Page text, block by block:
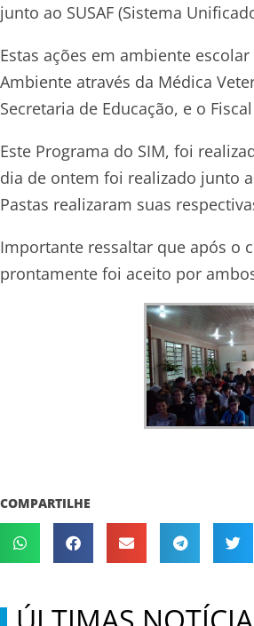
junto ao SUSAF (Sistema
Estas ações em ambiente
Ambiente através da Médica
Secretaria de Educação, e o
Este Programa do SIM, foi
dia de ontem foi realizado junto
Pastas realizaram suas
Importante ressaltar que após o
prontamente foi aceito por
COMPARTILHE